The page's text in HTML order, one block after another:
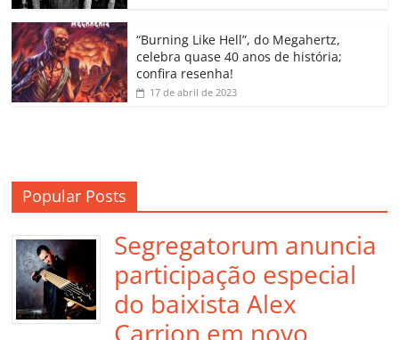
o
m
“Burning Like Hell”, do Megahertz,
celebra quase 40 anos de história;
confira resenha!
17 de abril de 2023
Popular Posts
Segregatorum anuncia
participação especial
do baixista Alex
Carrion em novo